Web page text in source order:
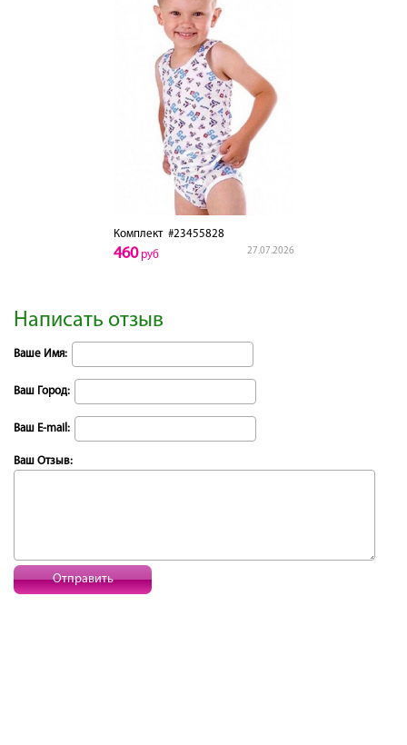
Комплект#23455828
27.07.2026
460руб
Написать отзыв
Ваше Имя:
Ваш Город:
Ваш E-mail:
Ваш Отзыв:
Отправить